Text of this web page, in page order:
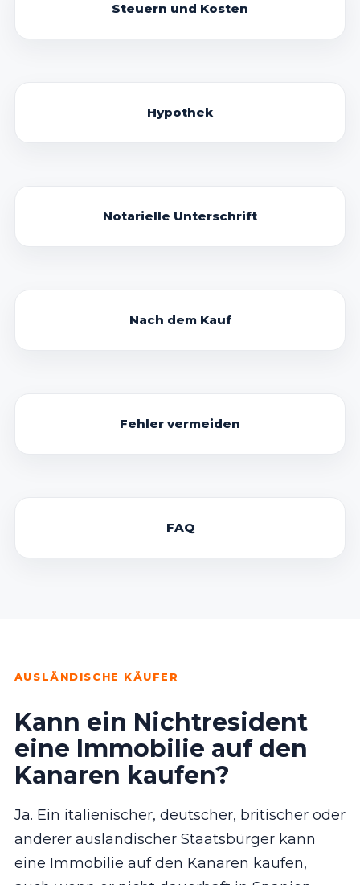
Steuern und Kosten
Hypothek
Notarielle Unterschrift
Nach dem Kauf
Fehler vermeiden
FAQ
AUSLÄNDISCHE KÄUFER
Kann ein Nichtresident
eine Immobilie auf den
Kanaren kaufen?
Ja. Ein italienischer, deutscher, britischer oder
anderer ausländischer Staatsbürger kann
eine Immobilie auf den Kanaren kaufen,